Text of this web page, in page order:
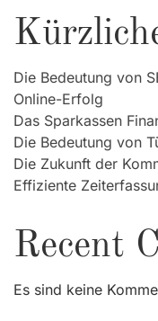
Die Bedeutung von
Online-Erfolg
Das Sparkassen
Die Bedeutung von
Die Zukunft der
Effiziente
Recent
Es sind keine